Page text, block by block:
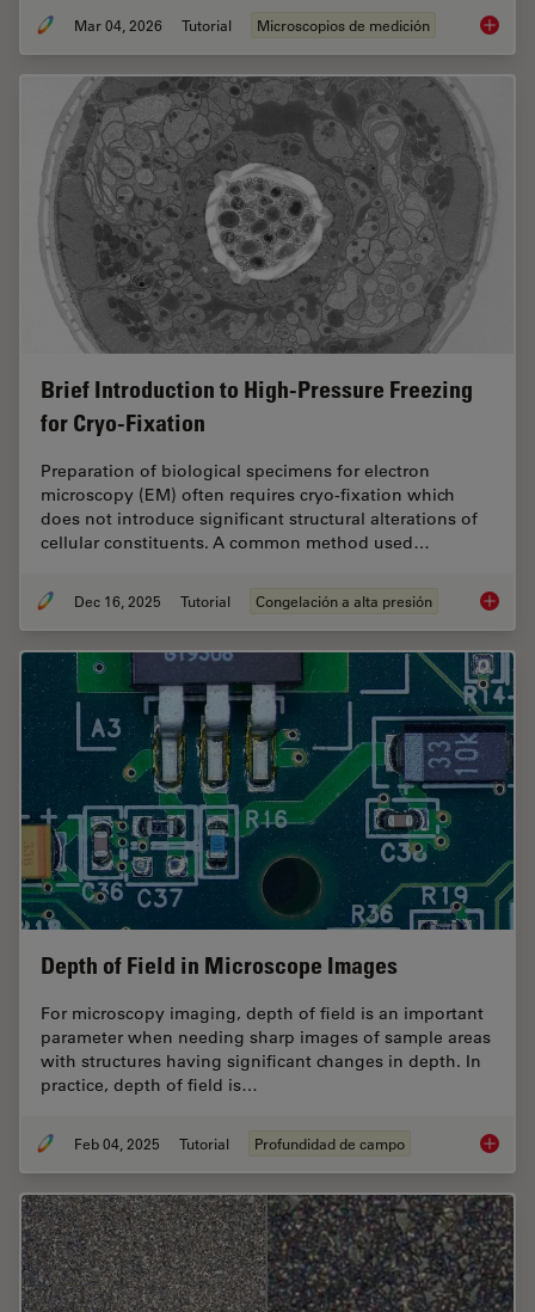
Mar 04, 2026 Tutorial Microscopios de medición
Brief Introduction to High-Pressure Freezing
for Cryo-Fixation
Preparation of biological specimens for electron
microscopy (EM) often requires cryo-fixation which
does not introduce significant structural alterations of
cellular constituents. A common method used…
Dec 16, 2025 Tutorial Congelación a alta presión Brief
Depth of Field in Microscope Images
For microscopy imaging, depth of field is an important
parameter when needing sharp images of sample areas
with structures having significant changes in depth. In
practice, depth of field is…
Feb 04, 2025 Tutorial Profundidad de campo Depth